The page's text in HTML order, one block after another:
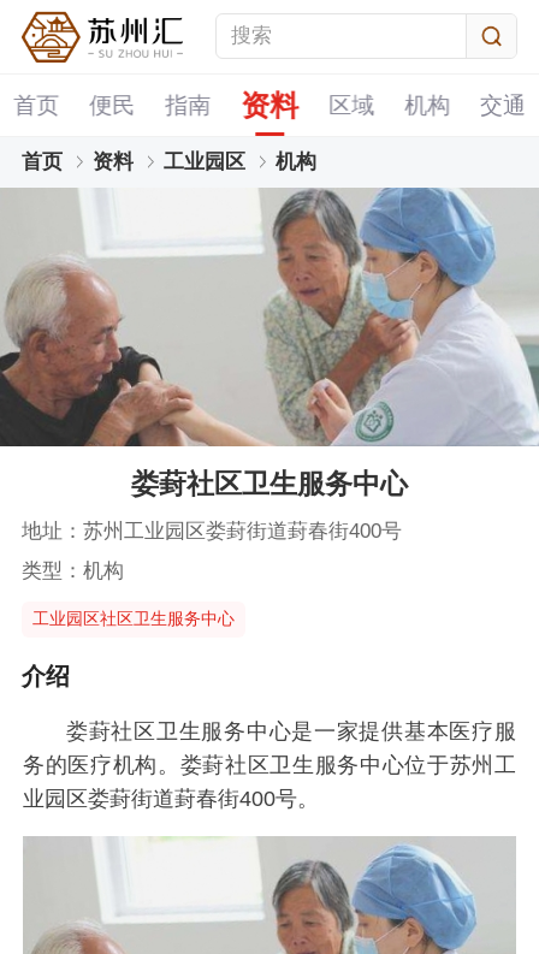
首页 便民 指南 资料 区域 机构 交通
首页 资料 工业园区 机构
娄葑社区卫生服务中心
地址：苏州工业园区娄葑街道葑春街400号
类型：机构
工业园区社区卫生服务中心
介绍
娄葑社区卫生服务中心是一家提供基本医疗服
务的医疗机构。娄葑社区卫生服务中心位于苏州工
业园区娄葑街道葑春街400号。